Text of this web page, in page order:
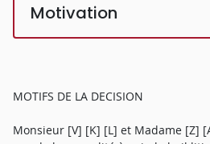
Motivation
MOTIFS DE LA DECISION
Monsieur [V] [K] [L] et Madame [Z]